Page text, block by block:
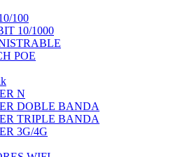
100
10/1000
POE
N
DOBLE BANDA
TRIPLE BANDA
3G/4G